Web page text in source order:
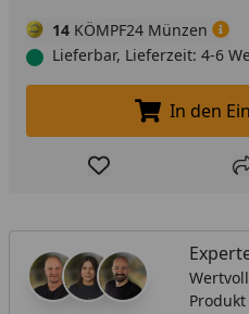
14 KÖMPF24 Münzen
Lieferbar, Lieferzeit: 4-6
In den
Produkt zur